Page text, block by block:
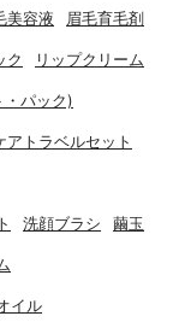
美容液 眉毛育毛剤
ク リップクリーム
・パック)
アトラベルセット
洗顔ブラシ 繭玉
イル